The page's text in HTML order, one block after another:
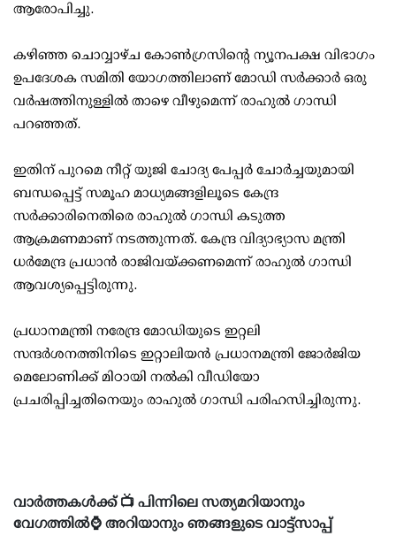
ആരോപിച്ചു.
കഴിഞ്ഞ ചൊവ്വാഴ്ച കോണ്‍ഗ്രസിന്റെ ന്യൂനപക്ഷ വിഭാഗം
ഉപദേശക സമിതി യോഗത്തിലാണ് മോഡി സര്‍ക്കാര്‍ ഒരു
വര്‍ഷത്തിനുള്ളില്‍ താഴെ വീഴുമെന്ന് രാഹുല്‍ ഗാന്ധി
പറഞ്ഞത്.
ഇതിന് പുറമെ നീറ്റ് യുജി ചോദ്യ പേപ്പര്‍ ചോര്‍ച്ചയുമായി
ബന്ധപ്പെട്ട് സമൂഹ മാധ്യമങ്ങളിലൂടെ കേന്ദ്ര
സര്‍ക്കാരിനെതിരെ രാഹുല്‍ ഗാന്ധി കടുത്ത
ആക്രമണമാണ് നടത്തുന്നത്. കേന്ദ്ര വിദ്യാഭ്യാസ മന്ത്രി
ധര്‍മേന്ദ്ര പ്രധാന്‍ രാജിവയ്ക്കണമെന്ന് രാഹുല്‍ ഗാന്ധി
ആവശ്യപ്പെട്ടിരുന്നു.
പ്രധാനമന്ത്രി നരേന്ദ്ര മോഡിയുടെ ഇറ്റലി
സന്ദര്‍ശനത്തിനിടെ ഇറ്റാലിയന്‍ പ്രധാനമന്ത്രി ജോര്‍ജിയ
മെലോണിക്ക് മിഠായി നല്‍കി വീഡിയോ
പ്രചരിപ്പിച്ചതിനെയും രാഹുല്‍ ഗാന്ധി പരിഹസിച്ചിരുന്നു.
വാർത്തകൾക്ക് 📺 പിന്നിലെ സത്യമറിയാനും
വേഗത്തിൽ⌚ അറിയാനും ഞങ്ങളുടെ വാട്ട്സാപ്പ്